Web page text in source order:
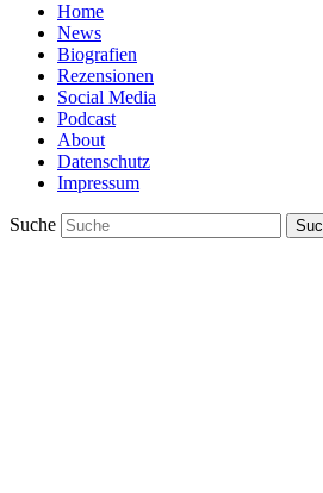
Home
News
Biografien
Rezensionen
Social Media
Podcast
About
Datenschutz
Impressum
Suche